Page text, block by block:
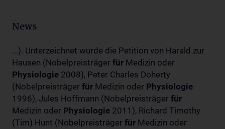
News
...). Unterzeichnet wurde die Petition von Harald zur
Hausen (Nobelpreisträger für Medizin oder
Physiologie 2008), Peter Charles Doherty
(Nobelpreisträger für Medizin oder Physiologie
1996), Jules Hoffmann (Nobelpreisträger für
Medizin oder Physiologie 2011), Richard Timothy
(Tim) Hunt (Nobelpreisträger für Medizin oder